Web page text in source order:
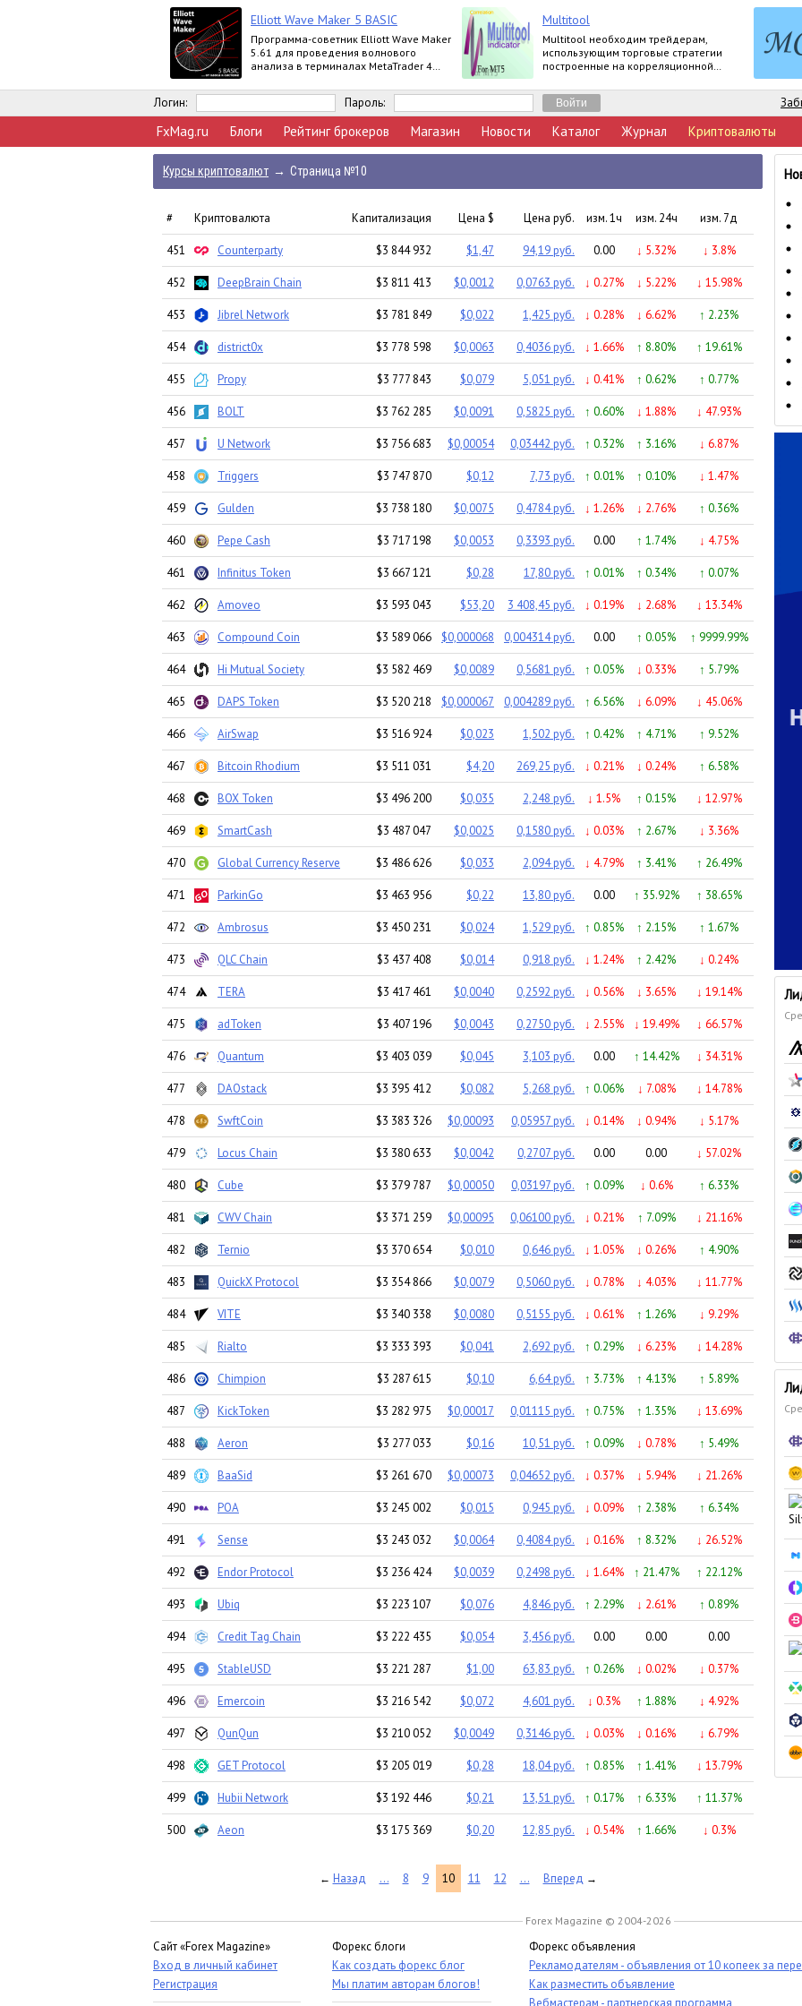
Elliott Wave Maker 5 BASIC
Программа-советник Elliott Wave Maker
5.61 для проведения волнового
анализа в терминалах MetaTrader 4
Extended
Multitool
Multitool необходим трейдерам,
использующим торговые стратегии
построенные на корреляционной
Логин: Пароль:
FxMag.ru Блоги Рейтинг брокеров Магазин Новости Каталог Журнал Криптовалюты
Курсы криптовалют → Страница №10
# Криптовалюта Капитализация Цена $ Цена руб. изм. 1ч изм. 24ч изм. 7д
451 Counterparty $3 844 932 $1,47 94,19 руб. 0.00 ↓ 5.32% ↓ 3.8%
452 DeepBrain Chain $3 811 413 $0,0012 0,0763 руб. ↓ 0.27% ↓ 5.22% ↓ 15.98%
453 Jibrel Network $3 781 849 $0,022 1,425 руб. ↓ 0.28% ↓ 6.62% ↑ 2.23%
454 district0x $3 778 598 $0,0063 0,4036 руб. ↓ 1.66% ↑ 8.80% ↑ 19.61%
455 Propy $3 777 843 $0,079 5,051 руб. ↓ 0.41% ↑ 0.62% ↑ 0.77%
456 BOLT $3 762 285 $0,0091 0,5825 руб. ↑ 0.60% ↓ 1.88% ↓ 47.93%
457 U Network $3 756 683 $0,00054 0,03442 руб. ↑ 0.32% ↑ 3.16% ↓ 6.87%
458 Triggers $3 747 870 $0,12 7,73 руб. ↑ 0.01% ↑ 0.10% ↓ 1.47%
459 Gulden $3 738 180 $0,0075 0,4784 руб. ↓ 1.26% ↓ 2.76% ↑ 0.36%
460 Pepe Cash $3 717 198 $0,0053 0,3393 руб. 0.00 ↑ 1.74% ↓ 4.75%
461 Infinitus Token $3 667 121 $0,28 17,80 руб. ↑ 0.01% ↑ 0.34% ↑ 0.07%
462 Amoveo $3 593 043 $53,20 3 408,45 руб. ↓ 0.19% ↓ 2.68% ↓ 13.34%
463 Compound Coin $3 589 066 $0,000068 0,004314 руб. 0.00 ↑ 0.05% ↑ 9999.99%
464 Hi Mutual Society $3 582 469 $0,0089 0,5681 руб. ↑ 0.05% ↓ 0.33% ↑ 5.79%
465 DAPS Token $3 520 218 $0,000067 0,004289 руб. ↑ 6.56% ↓ 6.09% ↓ 45.06%
466 AirSwap $3 516 924 $0,023 1,502 руб. ↑ 0.42% ↑ 4.71% ↑ 9.52%
467 Bitcoin Rhodium $3 511 031 $4,20 269,25 руб. ↓ 0.21% ↓ 0.24% ↑ 6.58%
468 BOX Token $3 496 200 $0,035 2,248 руб. ↓ 1.5% ↑ 0.15% ↓ 12.97%
469 SmartCash $3 487 047 $0,0025 0,1580 руб. ↓ 0.03% ↑ 2.67% ↓ 3.36%
470 Global Currency Reserve $3 486 626 $0,033 2,094 руб. ↓ 4.79% ↑ 3.41% ↑ 26.49%
471 ParkinGo $3 463 956 $0,22 13,80 руб. 0.00 ↑ 35.92% ↑ 38.65%
472 Ambrosus $3 450 231 $0,024 1,529 руб. ↑ 0.85% ↑ 2.15% ↑ 1.67%
473 QLC Chain $3 437 408 $0,014 0,918 руб. ↓ 1.24% ↑ 2.42% ↓ 0.24%
474 TERA $3 417 461 $0,0040 0,2592 руб. ↓ 0.56% ↓ 3.65% ↓ 19.14%
475 adToken $3 407 196 $0,0043 0,2750 руб. ↓ 2.55% ↓ 19.49% ↓ 66.57%
476 Quantum $3 403 039 $0,045 3,103 руб. 0.00 ↑ 14.42% ↓ 34.31%
477 DAOstack $3 395 412 $0,082 5,268 руб. ↑ 0.06% ↓ 7.08% ↓ 14.78%
478 SwftCoin $3 383 326 $0,00093 0,05957 руб. ↓ 0.14% ↓ 0.94% ↓ 5.17%
479 Locus Chain $3 380 633 $0,0042 0,2707 руб. 0.00 0.00 ↓ 57.02%
480 Cube $3 379 787 $0,00050 0,03197 руб. ↑ 0.09% ↓ 0.6% ↑ 6.33%
481 CWV Chain $3 371 259 $0,00095 0,06100 руб. ↓ 0.21% ↑ 7.09% ↓ 21.16%
482 Ternio $3 370 654 $0,010 0,646 руб. ↓ 1.05% ↓ 0.26% ↑ 4.90%
483 QuickX Protocol $3 354 866 $0,0079 0,5060 руб. ↓ 0.78% ↓ 4.03% ↓ 11.77%
484 VITE $3 340 338 $0,0080 0,5155 руб. ↓ 0.61% ↑ 1.26% ↓ 9.29%
485 Rialto $3 333 393 $0,041 2,692 руб. ↑ 0.29% ↓ 6.23% ↓ 14.28%
486 Chimpion $3 287 615 $0,10 6,64 руб. ↑ 3.73% ↑ 4.13% ↑ 5.89%
487 KickToken $3 282 975 $0,00017 0,01115 руб. ↑ 0.75% ↑ 1.35% ↓ 13.69%
488 Aeron $3 277 033 $0,16 10,51 руб. ↑ 0.09% ↓ 0.78% ↑ 5.49%
489 BaaSid $3 261 670 $0,00073 0,04652 руб. ↓ 0.37% ↓ 5.94% ↓ 21.26%
490 POA $3 245 002 $0,015 0,945 руб. ↓ 0.09% ↑ 2.38% ↑ 6.34%
491 Sense $3 243 032 $0,0064 0,4084 руб. ↓ 0.16% ↑ 8.32% ↓ 26.52%
492 Endor Protocol $3 236 424 $0,0039 0,2498 руб. ↓ 1.64% ↑ 21.47% ↑ 22.12%
493 Ubiq $3 223 107 $0,076 4,846 руб. ↑ 2.29% ↓ 2.61% ↑ 0.89%
494 Credit Tag Chain $3 222 435 $0,054 3,456 руб. 0.00 0.00 0.00
495 StableUSD $3 221 287 $1,00 63,83 руб. ↑ 0.26% ↓ 0.02% ↓ 0.37%
496 Emercoin $3 216 542 $0,072 4,601 руб. ↓ 0.3% ↑ 1.88% ↓ 4.92%
497 QunQun $3 210 052 $0,0049 0,3146 руб. ↓ 0.03% ↓ 0.16% ↓ 6.79%
498 GET Protocol $3 205 019 $0,28 18,04 руб. ↑ 0.85% ↑ 1.41% ↓ 13.79%
499 Hubii Network $3 192 446 $0,21 13,51 руб. ↑ 0.17% ↑ 6.33% ↑ 11.37%
500 Aeon $3 175 369 $0,20 12,85 руб. ↓ 0.54% ↑ 1.66% ↓ 0.3%
← Назад ... 8 9 10 11 12 ... Вперед →
Forex Magazine © 2004-2026
Сайт «Forex Magazine»
Вход в личный кабинет
Регистрация
Форекс блоги
Как создать форекс блог
Мы платим авторам блогов!
Форекс объявления
Рекламодателям - объявления от 10 копеек за
Как разместить объявление
Вебмастерам - партнерская программа